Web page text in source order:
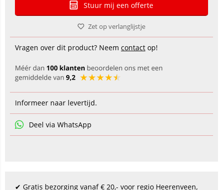
Stuur mij een offerte
Zet op verlanglijstje
Vragen over dit product? Neem contact op!
Informeer naar levertijd.
Deel via WhatsApp
✔ Gratis bezorging vanaf € 20,- voor regio Heerenveen,